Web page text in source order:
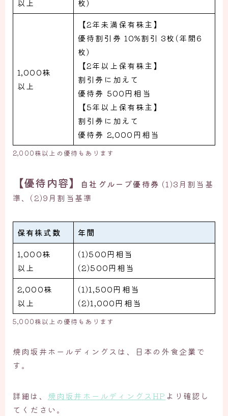
以上 枚)
1,000株
以上
【2年未満保有株主】
優待割引券 10%割引 3枚(年間6
枚)
【2年以上保有株主】
割引券に加えて
優待券 500円相当
【5年以上保有株主】
割引券に加えて
優待券 2,000円相当
2,000株以上の優待もあります
【優待内容】 自社グループ優待券 (1)3月割当基
準、(2)9月割当基準
保有株式数
年間
1,000株
以上
(1)500円相当
(2)500円相当
2,000株
以上
(1)1,500円相当
(2)1,000円相当
5,000株以上の優待もあります
焼肉坂井ホールディングスは、日本の外食企業で
す。
詳細は、 焼肉坂井ホールディングスHP より確認し
てください。